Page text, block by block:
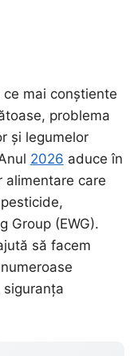
mai conștiente
problema
și legumelor
2026 aduce în
alimentare care
Group (EWG).
să facem